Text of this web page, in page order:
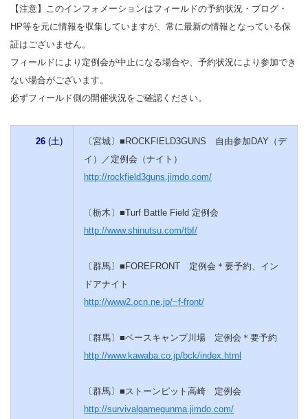
【注意】このインフォメーションはフィールドの予約状況・ブログ・
HP等を元に情報を収集していますが、常に最新の情報となっている保
証はございません。
フィールドにより定例会が中止になる場合や、予約状況により参加でき
ない場合がございます。
必ずフィールド側の開催状況をご確認ください。
26 (土)
〔宮城〕■ROCKFIELD3GUNS 自由参加DAY（デ
イ）／定例会（ナイト）
http://rockfield3guns.jimdo.com/
〔栃木〕■Turf Battle Field 定例会
http://www.shinutsu.com/tbf/
〔群馬〕■FOREFRONT 定例会＊要予約、イン
ドアナイト
http://www2.ocn.ne.jp/~f-front/
〔群馬〕■ベースキャンプ川場 定例会＊要予約
http://www.kawaba.co.jp/bck/index.html
〔群馬〕■ストーンピット高崎 定例会
http://survivalgamegunma.jimdo.com/